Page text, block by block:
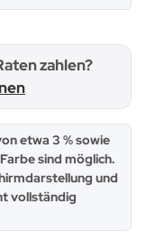
zahlen?
etwa 3 % sowie
sind möglich.
und
vollständig